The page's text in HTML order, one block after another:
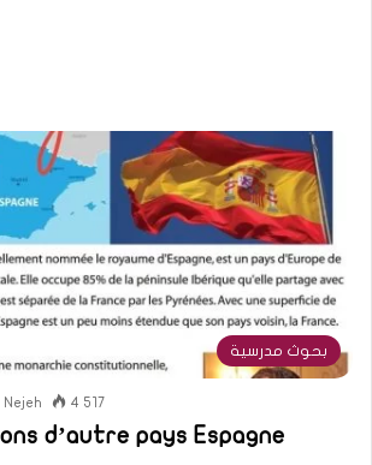
بحوث مدرسية
Nejeh 4 517
d’autre pays Espagne